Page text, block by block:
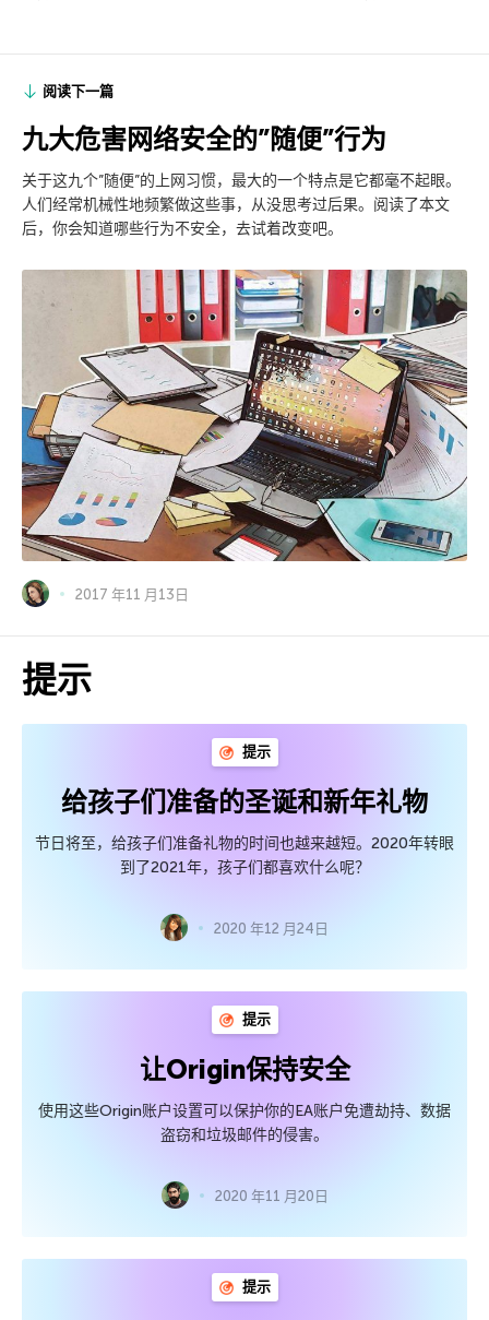
阅读下一篇
九大危害网络安全的”随便”行为
关于这九个”随便”的上网习惯，最大的一个特点是它都毫不起眼。
人们经常机械性地频繁做这些事，从没思考过后果。阅读了本文
后，你会知道哪些行为不安全，去试着改变吧。
2017 年11 月13日
提示
提示
给孩子们准备的圣诞和新年礼物
节日将至，给孩子们准备礼物的时间也越来越短。2020年转眼
到了2021年，孩子们都喜欢什么呢？
2020 年12 月24日
提示
让Origin保持安全
使用这些Origin账户设置可以保护你的EA账户免遭劫持、数据
盗窃和垃圾邮件的侵害。
2020 年11 月20日
提示